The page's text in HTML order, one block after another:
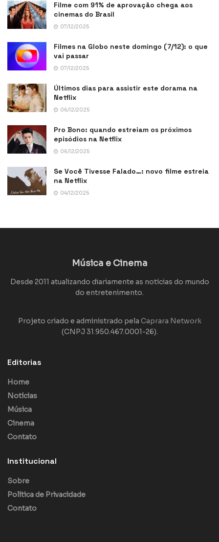
Filme com 91% de aprovação chega aos
cinemas do Brasil
07/12/2025
Filmes na Globo neste domingo (7/12): o que
vai passar
07/12/2025
Últimos dias para assistir este dorama na
Netflix
06/12/2025
Pro Bono: quando estreiam os próximos
episódios na Netflix
06/12/2025
Se Você Tivesse Falado…: novo filme estreia
na Netflix
04/12/2025
Música e Cinema
Desde 2011 atualizando diariamente as notícias do mundo
do entretenimento.
Projeto criado e administrado pela Caprara Network
(CNPJ 31.950.467.0001-26).
Editorias
Home
Notícias
Música
Cinema
Contato
Institucional
Sobre
Política de Privacidade
Contato